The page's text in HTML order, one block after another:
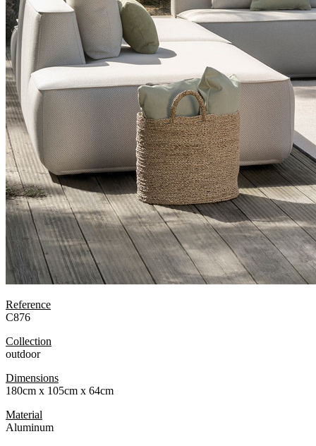
Reference
C876
Collection
outdoor
Dimensions
180cm x 105cm x 64cm
Material
Aluminum